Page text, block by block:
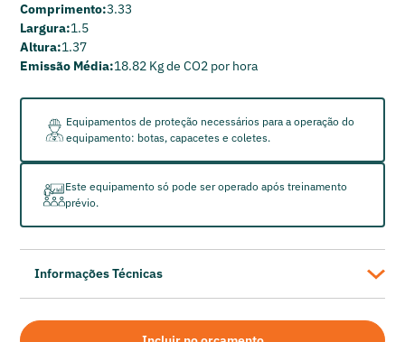
Comprimento:3.33
Largura:1.5
Altura:1.37
Emissão Média:18.82 Kg de CO2 por hora
Equipamentos de proteção necessários para a operação do
equipamento: botas, capacetes e coletes.
Este equipamento só pode ser operado após treinamento
prévio.
Informações Técnicas
Compressor de Ar Parafuso Sullair 185 Q - 67 HP